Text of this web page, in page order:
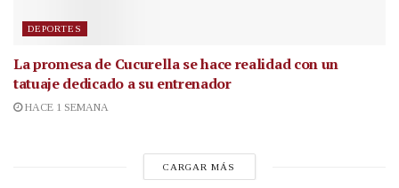
DEPORTES
La promesa de Cucurella se hace realidad con un
tatuaje dedicado a su entrenador
HACE 1 SEMANA
CARGAR MÁS